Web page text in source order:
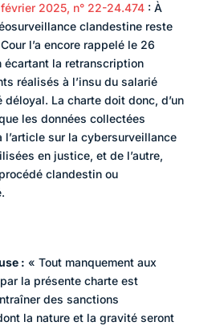
2025, n° 22-24.474: À
clandestine reste
l’a encore rappelé le 26
écartant la retranscription
réalisés à l’insu du salarié
déloyal. La charte doit donc, d’un
les données collectées
l’article sur la cybersurveillance
en justice, et de l’autre,
clandestin ou
: « Tout manquement aux
la présente charte est
des sanctions
la nature et la gravité seront